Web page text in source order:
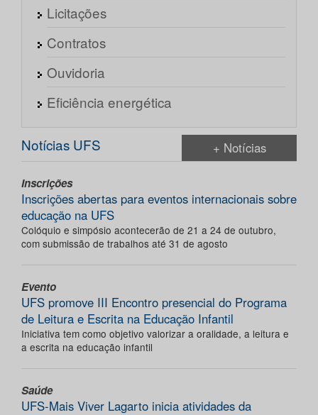
Licitações
Contratos
Ouvidoria
Eficiência energética
Notícias UFS + Notícias
Inscrições
Inscrições abertas para eventos internacionais sobre
educação na UFS
Colóquio e simpósio acontecerão de 21 a 24 de outubro,
com submissão de trabalhos até 31 de agosto
Evento
UFS promove III Encontro presencial do Programa
de Leitura e Escrita na Educação Infantil
Iniciativa tem como objetivo valorizar a oralidade, a leitura e
a escrita na educação infantil
Saúde
UFS-Mais Viver Lagarto inicia atividades da